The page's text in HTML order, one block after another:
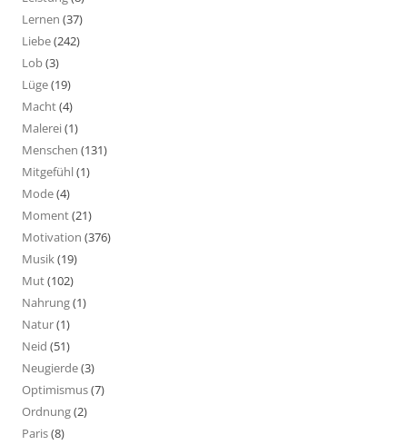
Lernen (37)
Liebe(242)
Lob(3)
Lüge(19)
Macht(4)
Malerei(1)
Menschen (131)
Mitgefühl(1)
Mode(4)
Moment(21)
Motivation (376)
Musik(19)
Mut(102)
Nahrung(1)
Natur(1)
Neid (51)
Neugierde(3)
Optimismus(7)
Ordnung(2)
Paris(8)